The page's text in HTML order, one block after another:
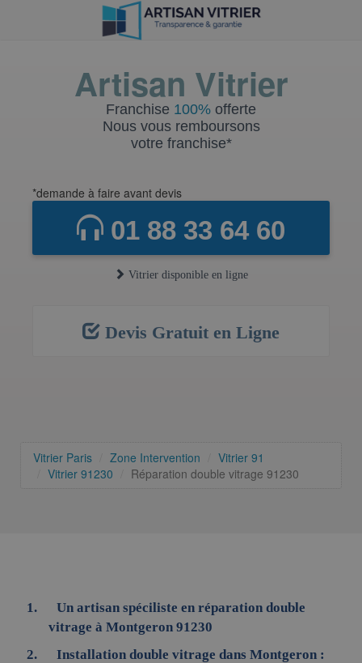
Artisan Vitrier
Franchise 100% offerte
Nous vous remboursons
votre franchise*
*demande à faire avant devis
01 88 33 64 60
Vitrier disponible en ligne
Devis Gratuit en Ligne
Vitrier Paris Zone Intervention
Vitrier 91
Vitrier 91230
Réparation double vitrage 91230
Un artisan spéciliste en réparation double
vitrage à Montgeron 91230
Installation double vitrage dans Montgeron :